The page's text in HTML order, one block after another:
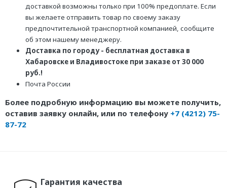
доставкой возможны только при 100% предоплате. Если
вы желаете отправить товар по своему заказу
предпочтительной транспортной компанией, сообщите
об этом нашему менеджеру.
Доставка по городу - бесплатная доставка в
Хабаровске и Владивостоке при заказе от 30 000
руб.!
Почта России
Более подробную информацию вы можете получить,
оставив заявку онлайн, или по телефону +7 (4212) 75-
87-72
Гарантия качества